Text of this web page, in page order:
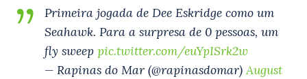
Primeira jogada de Dee Eskridge como um
Seahawk. Para a surpresa de 0 pessoas, um
fly sweep pic.twitter.com/euYpISrk2w
— Rapinas do Mar (@rapinasdomar)August